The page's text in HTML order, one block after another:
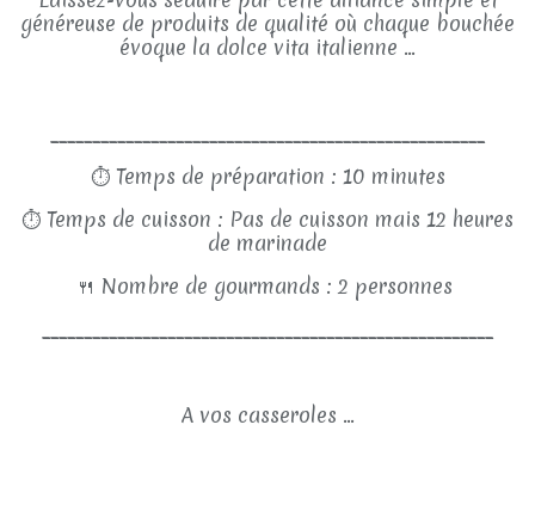
généreuse de produits de qualité où chaque bouchée
évoque la dolce vita italienne ...
⏱ Temps de préparation : 10 minutes
⏱ Temps de cuisson : Pas de cuisson mais 12 heures
de marinade
🍴 Nombre de gourmands : 2 personnes
A vos casseroles ...